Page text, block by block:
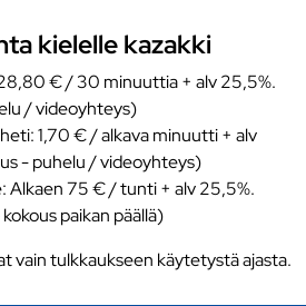
kielelle kazakki
€ / 30 minuuttia + alv 25,5%.
/ videoyhteys)
1,70 € / alkava minuutti + alv
- puhelu / videoyhteys)
Alkaen 75 € / tunti + alv 25,5%.
paikan päällä)
vain tulkkaukseen käytetystä ajasta.